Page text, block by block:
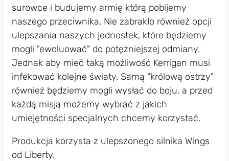
surowce i budujemy armię którą pobijemy
naszego przeciwnika. Nie zabrakło również opcji
ulepszania naszych jednostek, które będziemy
mogli "ewoluować" do potężniejszej odmiany.
Jednak aby mieć taką możliwość Kerrigan musi
infekować kolejne światy. Samą "królową ostrzy"
również będziemy mogli wysłać do boju, a przed
każdą misją możemy wybrać z jakich
umiejętności specjalnych chcemy korzystać.
Produkcja korzysta z ulepszonego silnika Wings
od Liberty.